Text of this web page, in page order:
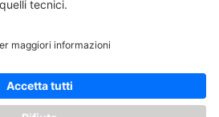
eeinfo@eenet.it
ORARI
- 08:30 - 13:00 – 14:00 - 17:30
- 13:00 – 14:00 - 16:00
navigazione
OK